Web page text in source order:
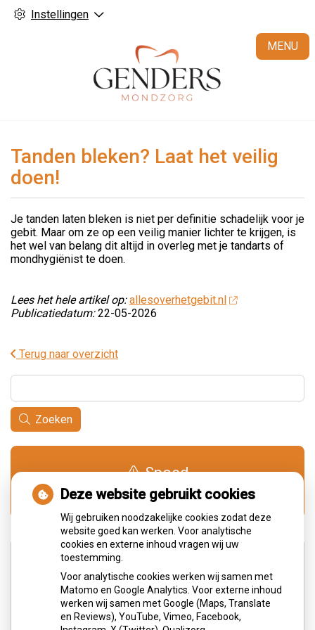
Instellingen
MENU
Tanden bleken? Laat het veilig
doen!
Je tanden laten bleken is niet per definitie schadelijk voor je
gebit. Maar om ze op een veilig manier lichter te krijgen, is
het wel van belang dit altijd in overleg met je tandarts of
mondhygiënist te doen.
Lees het hele artikel op: allesoverhetgebit.nl
Publicatiedatum:22-05-2026
Terug naar overzicht
Zoeken
Spoed
0900-1515
Adresgegevens
Wilhelminastraat 3
6373JS Landgraaf
Deze website gebruikt cookies
Wij gebruiken noodzakelijke cookies zodat deze
website goed kan werken. Voor analytische
cookies en externe inhoud vragen wij uw
toestemming.
Voor analytische cookies werken wij samen met
Matomo en Google Analytics. Voor externe inhoud
werken wij samen met Google (Maps, Translate
en Reviews), YouTube, Vimeo, Facebook,